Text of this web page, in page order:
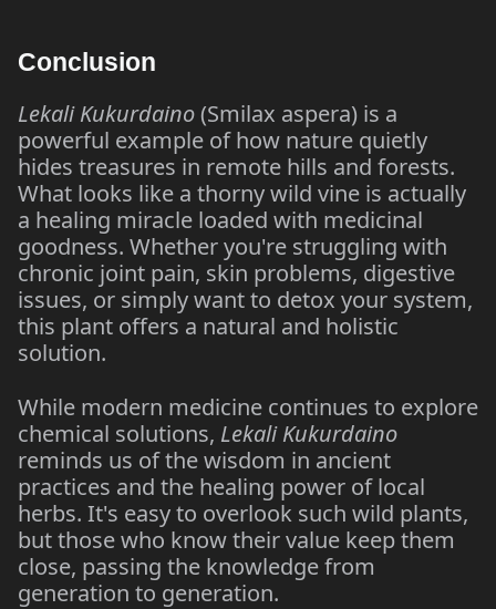
Conclusion
Lekali Kukurdaino(Smilax aspera) is a
powerful example of how nature quietly
hides treasures in remote hills and forests.
What looks like a thorny wild vine is actually
a healing miracle loaded with medicinal
goodness. Whether you're struggling with
chronic joint pain, skin problems, digestive
issues, or simply want to detox your system,
this plant offers a natural and holistic
solution.
While modern medicine continues to explore
chemical solutions, Lekali Kukurdaino
reminds us of the wisdom in ancient
practices and the healing power of local
herbs. It's easy to overlook such wild plants,
but those who know their value keep them
close, passing the knowledge from
generation to generation.